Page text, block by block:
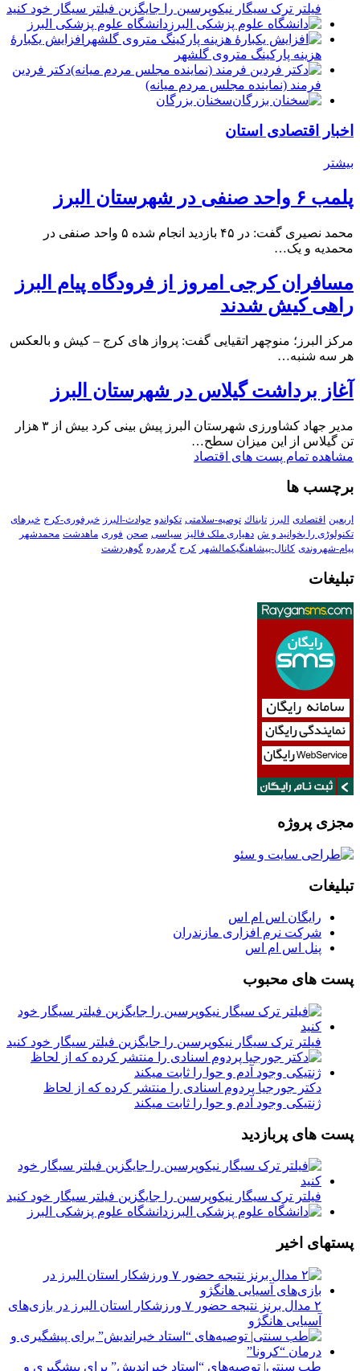
فیلتر ترک سیگار نیکوپرسین را جایگزین فیلتر سیگار خود کنید
دانشگاه علوم پزشکی البرز
افزایش یکبارۀ
هزینه پارکینگ متروی گلشهر
دكتر فردين
فرمند (نماينده مجلس مردم میانه)
سخنان بزرگان
اخبار اقتصادی استان
بیشتر
پلمب ۶ واحد صنفی در شهرستان البرز
محمد نصیری گفت: در ۴۵ بازدید انجام شده ۵ واحد صنفی در
محمدیه و یک…
مسافران کرجی امروز از فرودگاه پیام البرز
راهی کیش شدند
مرکز البرز؛ منوچهر اتقیایی گفت: پرواز های کرج – کیش و بالعکس
هر سه شنبه…
آغاز برداشت گیلاس در شهرستان البرز
مدیر جهاد کشاورزی شهرستان البرز پیش بینی کرد بیش از ۳ هزار
تن گیلاس از این میزان سطح…
مشاهده تمام پست های اقتصاد
برچسب ها
اربعین اقتصادی البرز تابناك توصیه-سلامتی تکواندو حوادث-البرز خبرفوری-کرج خبرهای
تکنولوڑی را بخوانید و ش دهیاری ملک فالیز سیاسی صحن فوری ماهدشت محمدشهر
پیام-شهروندی کانال-پیشاهنگیکمالشهر کرج گرمدره گوهردشت
تبلیغات
مجزی پروژه
تبلیغات
رایگان اس ام اس
شرکت نرم افزاری مازندران
پنل اس ام اس
پست های محبوب
فیلتر ترک سیگار نیکوپرسین را جایگزین فیلتر سیگار خود کنید
دکتر جورجیا پردوم اسنادی را منتشر کرده که از لحاظ
ژنتیکی وجود آدم و حوا را ثابت میکند
پست های پربازدید
فیلتر ترک سیگار نیکوپرسین را جایگزین فیلتر سیگار خود کنید
دانشگاه علوم پزشکی البرز
پستهای اخیر
۲ مدال برنز نتیجه حضور ۷ ورزشکار استان البرز در بازی‌های
آسیایی هانگژو
طب سنتی| توصیه‌‌های “استاد خیراندیش” برای پیشگیری و